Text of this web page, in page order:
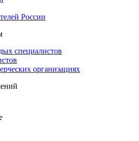
России
специалистов
организациях